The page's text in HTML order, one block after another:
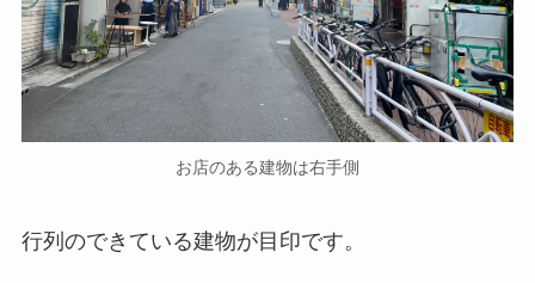
お店のある建物は右手側
行列のできている建物が目印です。